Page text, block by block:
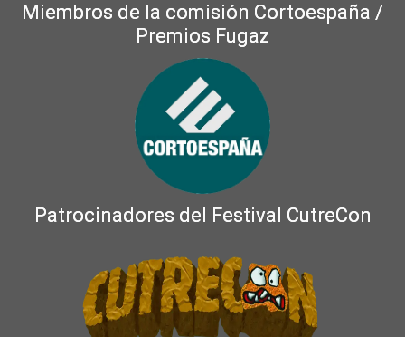
Miembros de la comisión Cortoespaña /
Premios Fugaz
Patrocinadores del Festival CutreCon